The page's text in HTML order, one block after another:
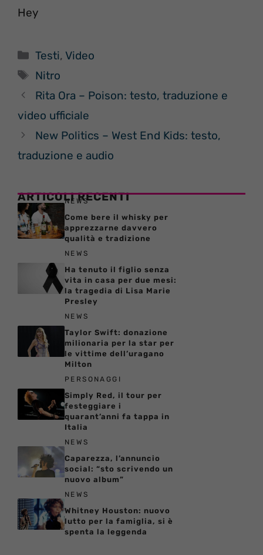
Hey
Categorie
Testi,Video
Tag
Nitro
Rita Ora – Poison: testo, traduzione e
video ufficiale
New Politics – West End Kids: testo,
traduzione e audio
ARTICOLI RECENTI
NEWS
Come bere il whisky per
apprezzarne davvero
qualità e tradizione
NEWS
Ha tenuto il figlio senza
vita in casa per due mesi:
la tragedia di Lisa Marie
Presley
NEWS
Taylor Swift: donazione
milionaria per la star per
le vittime dell’uragano
Milton
PERSONAGGI
Simply Red, il tour per
festeggiare i
quarant’anni fa tappa in
Italia
NEWS
Caparezza, l’annuncio
social: “sto scrivendo un
nuovo album”
NEWS
Whitney Houston: nuovo
lutto per la famiglia, si è
spenta la leggenda